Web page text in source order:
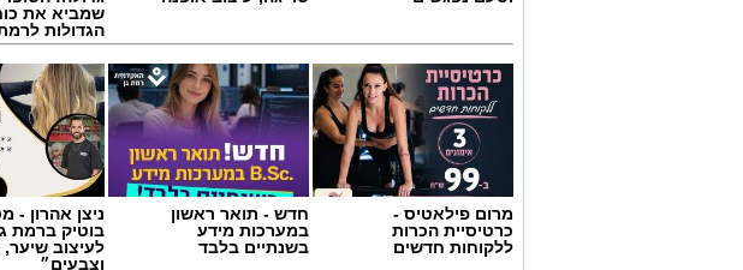
לישועה.
לרפואה.
לשלום בית.
לפרנסה.
לילדים.
לזיווג.
אנחנו משוכנעים שהברכה תגיע ביום שבו המציאות תשתנה.
אבל פרשת ראה מגלה לנו מבט אחר.
מרום פילאטיס -
כרטיסיית הכרות
ללקוחות חדשים
חדש - תואר ראשון
במערכות מידע
בשנתיים בלבד
ניצן אהרון -
בוטיק ברמת
לעיצוב
וצבעים״